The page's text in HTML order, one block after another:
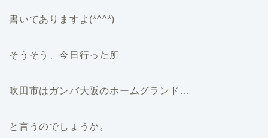
書いてありますよ(*^^*)
そうそう、今日行った所
吹田市はガンバ大阪のホームグランド…
と言うのでしょうか。